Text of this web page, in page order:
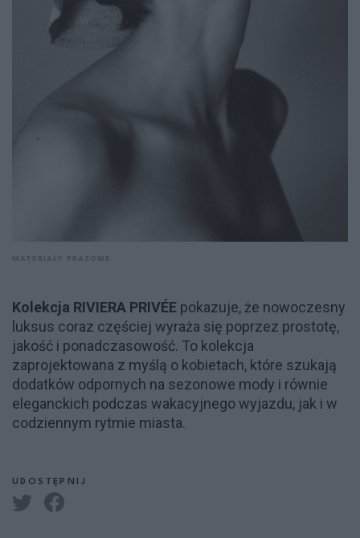
Kolekcja RIVIERA PRIVÉE pokazuje, że nowoczesny
luksus coraz częściej wyraża się poprzez prostotę,
jakość i ponadczasowość. To kolekcja
zaprojektowana z myślą o kobietach, które szukają
dodatków odpornych na sezonowe mody i równie
eleganckich podczas wakacyjnego wyjazdu, jak i w
codziennym rytmie miasta.
UDOSTĘPNIJ